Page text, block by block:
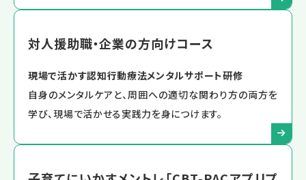
対人援助職・企業の方向けコース
現場で活かす認知行動療法メンタルサポート研修
自身のメンタルケアと、周囲への適切な関わり方の両方を
学び、現場で活かせる実践力を身につけます。